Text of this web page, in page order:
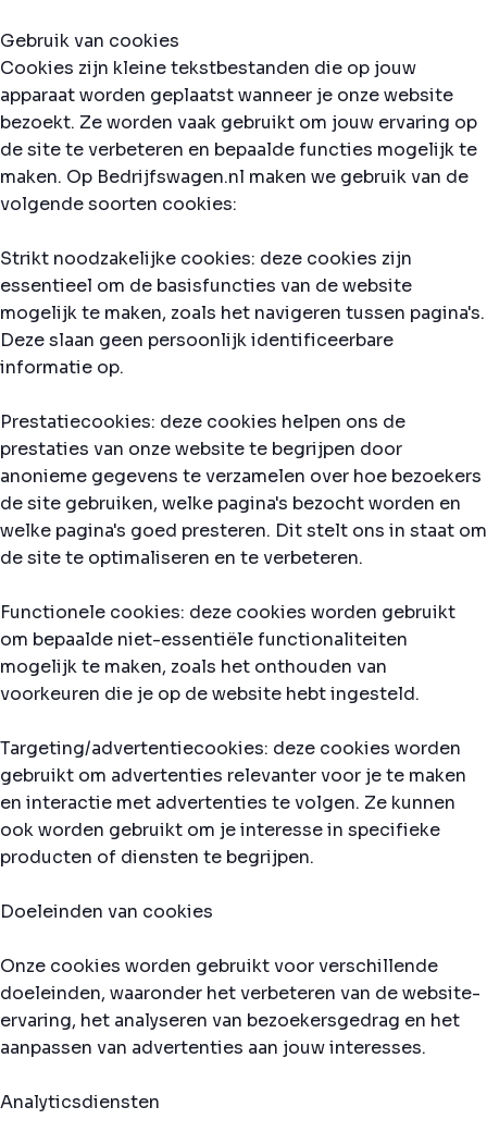
Gebruik van cookies
Cookies zijn kleine tekstbestanden die op jouw
apparaat worden geplaatst wanneer je onze website
bezoekt. Ze worden vaak gebruikt om jouw ervaring op
de site te verbeteren en bepaalde functies mogelijk te
maken. Op Bedrijfswagen.nl maken we gebruik van de
volgende soorten cookies:
Strikt noodzakelijke cookies: deze cookies zijn
essentieel om de basisfuncties van de website
mogelijk te maken, zoals het navigeren tussen pagina's.
Deze slaan geen persoonlijk identificeerbare
informatie op.
Prestatiecookies: deze cookies helpen ons de
prestaties van onze website te begrijpen door
anonieme gegevens te verzamelen over hoe bezoekers
de site gebruiken, welke pagina's bezocht worden en
welke pagina's goed presteren. Dit stelt ons in staat om
de site te optimaliseren en te verbeteren.
Functionele cookies: deze cookies worden gebruikt
om bepaalde niet-essentiële functionaliteiten
mogelijk te maken, zoals het onthouden van
voorkeuren die je op de website hebt ingesteld.
Targeting/advertentiecookies: deze cookies worden
gebruikt om advertenties relevanter voor je te maken
en interactie met advertenties te volgen. Ze kunnen
ook worden gebruikt om je interesse in specifieke
producten of diensten te begrijpen.
Doeleinden van cookies
Onze cookies worden gebruikt voor verschillende
doeleinden, waaronder het verbeteren van de website-
ervaring, het analyseren van bezoekersgedrag en het
aanpassen van advertenties aan jouw interesses.
Analyticsdiensten